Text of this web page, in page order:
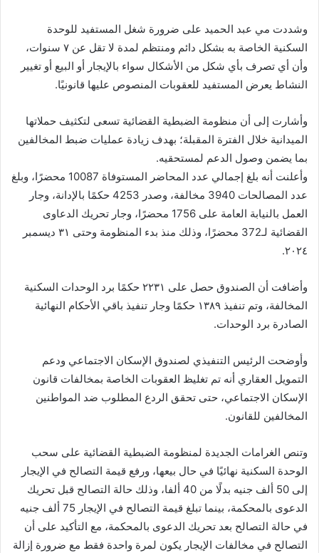
وشددت مي عبد الحميد على ضرورة شغل المستفيد للوحدة
السكنية الخاصة به بشكل دائم ومنتظم لمدة لا تقل عن ٧ سنوات،
وأن أي تصرف بأي شكل من الأشكال سواء بالإيجار أو البيع أو تغيير
النشاط يعرض المستفيد للعقوبات المنصوص عليها قانونيًا.
وأشارت إلى أن منظومة الضبطية القضائية تسعى لتكثيف حملاتها
الميدانية خلال الفترة المقبلة؛ بهدف زيادة عمليات ضبط المخالفين
بما يضمن وصول الدعم لمستحقيه.
وأعلنت أنه بلغ إجمالي عدد المحاضر المستوفاة 10087 محضرًا، وبلغ
عدد المصالحات 3940 مخالفة، وصدر 4253 حكمًا بالإدانة، وجار
العمل بالنيابة العامة على 1756 محضرًا، وجار تحريك الدعاوى
القضائية لـ372 محضرًا، وذلك منذ بدء المنظومة وحتى ٣١ ديسمبر
٢٠٢٤.
وأضافت أن الصندوق حصل على ٢٢٣١ حكمًا برد الوحدات السكنية
المخالفة، وتم تنفيذ ١٣٨٩ حكمًا وجار تنفيذ باقي الأحكام النهائية
الصادرة برد الوحدات.
وأوضحت الرئيس التنفيذي لصندوق الإسكان الاجتماعي ودعم
التمويل العقاري أنه تم تغليظ العقوبات الخاصة بمخالفات قانون
الإسكان الاجتماعي، حتى تحقق الردع المطلوب ضد المواطنين
المخالفين للقانون.
وتنص الغرامات الجديدة لمنظومة الضبطية القضائية على سحب
الوحدة السكنية نهائيًا في حال بيعها، ورفع قيمة التصالح في الإيجار
إلى 50 ألف جنيه بدلًا من 40 ألفا، وذلك حالة التصالح قبل تحريك
الدعوى بالمحكمة، بينما تبلغ قيمة التصالح في الإيجار 75 ألف جنيه
في حالة التصالح بعد تحريك الدعوى بالمحكمة، مع التأكيد على أن
التصالح في مخالفات الإيجار يكون لمرة واحدة فقط مع ضرورة إزالة